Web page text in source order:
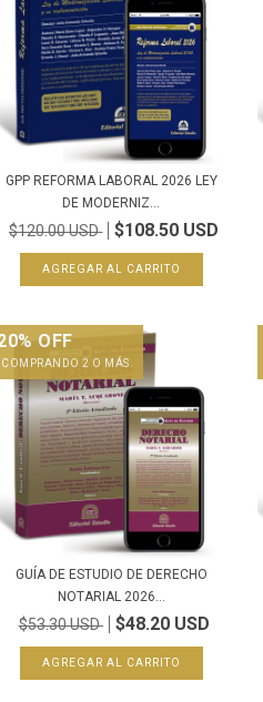
GPP REFORMA LABORAL 2026 LEY
DE MODERNIZ...
$120.00 USD $108.50 USD
OFF
COMPRANDO 2 O MÁS.
GUÍA DE ESTUDIO DE DERECHO
NOTARIAL 2026...
$53.30 USD $48.20 USD